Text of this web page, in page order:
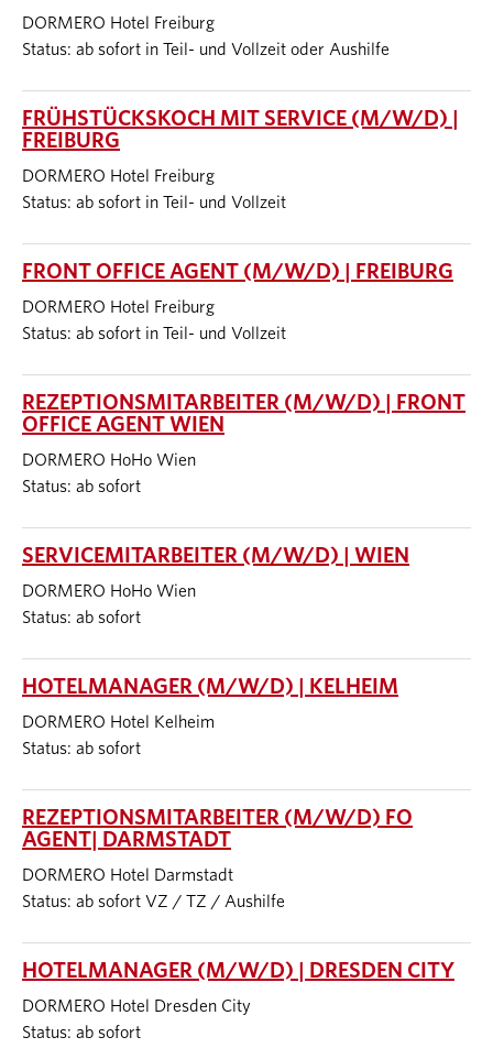
DORMERO Hotel Freiburg
Status: ab sofort in Teil- und Vollzeit oder Aushilfe
FRÜHSTÜCKSKOCH MIT SERVICE (M/W/D) |
FREIBURG
DORMERO Hotel Freiburg
Status: ab sofort in Teil- und Vollzeit
FRONT OFFICE AGENT (M/W/D) | FREIBURG
DORMERO Hotel Freiburg
Status: ab sofort in Teil- und Vollzeit
REZEPTIONSMITARBEITER (M/W/D) | FRONT
OFFICE AGENT WIEN
DORMERO HoHo Wien
Status: ab sofort
SERVICEMITARBEITER (M/W/D) | WIEN
DORMERO HoHo Wien
Status: ab sofort
HOTELMANAGER (M/W/D) | KELHEIM
DORMERO Hotel Kelheim
Status: ab sofort
REZEPTIONSMITARBEITER (M/W/D) FO
AGENT| DARMSTADT
DORMERO Hotel Darmstadt
Status: ab sofort VZ / TZ / Aushilfe
HOTELMANAGER (M/W/D) | DRESDEN CITY
DORMERO Hotel Dresden City
Status: ab sofort